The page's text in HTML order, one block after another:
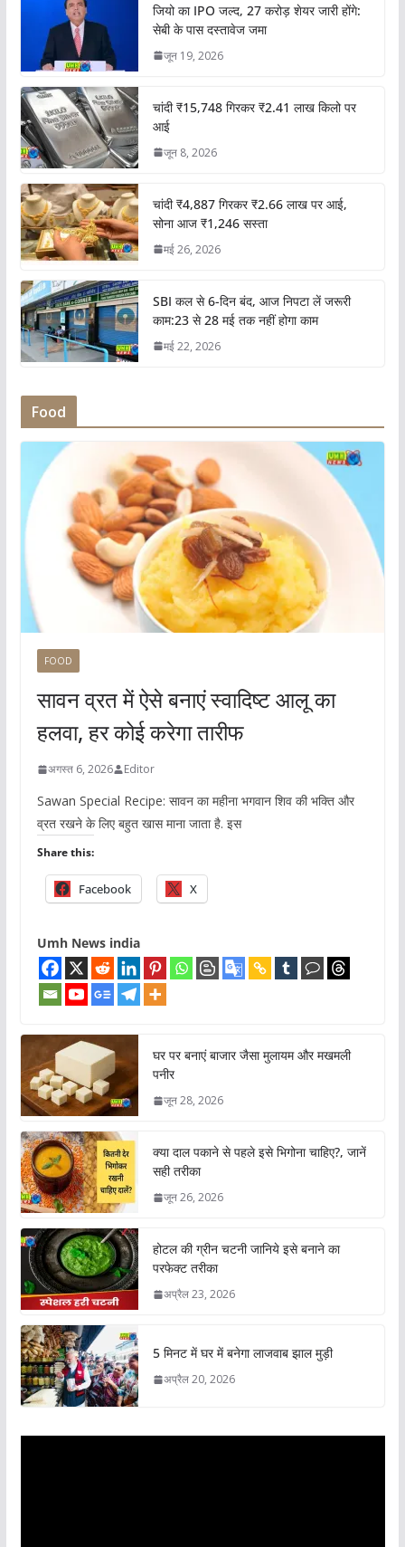
जियो का IPO जल्द, 27 करोड़ शेयर जारी होंगे:
सेबी के पास दस्तावेज जमा
जून 19, 2026
चांदी ₹15,748 गिरकर ₹2.41 लाख किलो पर
आई
जून 8, 2026
चांदी ₹4,887 गिरकर ₹2.66 लाख पर आई,
सोना आज ₹1,246 सस्ता
मई 26, 2026
SBI कल से 6-दिन बंद, आज निपटा लें जरूरी
काम:23 से 28 मई तक नहीं होगा काम
मई 22, 2026
Food
FOOD
सावन व्रत में ऐसे बनाएं स्वादिष्ट आलू का
हलवा, हर कोई करेगा तारीफ
अगस्त 6, 2026 Editor
Sawan Special Recipe: सावन का महीना भगवान शिव की भक्ति और
व्रत रखने के लिए बहुत खास माना जाता है. इस
Share this:
Facebook X
Umh News india
घर पर बनाएं बाजार जैसा मुलायम और मखमली
पनीर
जून 28, 2026
क्या दाल पकाने से पहले इसे भिगोना चाहिए?, जानें
सही तरीका
जून 26, 2026
होटल की ग्रीन चटनी जानिये इसे बनाने का
परफेक्ट तरीका
अप्रैल 23, 2026
5 मिनट में घर में बनेगा लाजवाब झाल मुड़ी
अप्रैल 20, 2026